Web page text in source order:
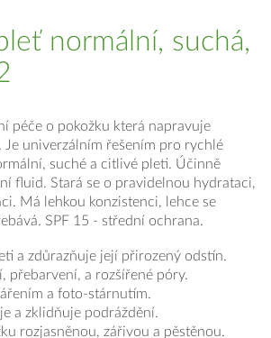
normální, suchá,
péče o pokožku která napravuje
Je univerzálním řešením pro rychlé
suché a citlivé pleti. Účinně
fluid. Stará se o pravidelnou hydrataci,
Má lehkou konzistenci, lehce se
SPF 15 - střední ochrana.
a zdůrazňuje její přirozený odstín.
přebarvení, a rozšířené póry.
a foto-stárnutím.
a zklidňuje podráždění.
rozjasněnou, zářivou a pěstěnou.